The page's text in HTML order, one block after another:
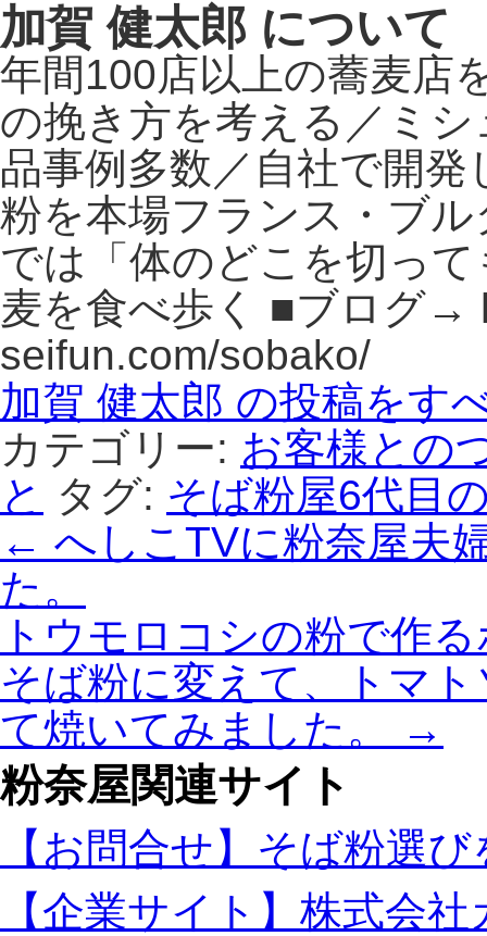
加賀 健太郎 について
年間100店以上の蕎麦店
の挽き方を考える／ミ
品事例多数／自社で開
粉を本場フランス・ブ
では「体のどこを切っ
麦を食べ歩く ■ブログ→
seifun.com/sobako/
加賀 健太郎 の投稿をす
カテゴリー: お客様との
と タグ: そば粉屋6代目
← へしこTVに粉奈屋夫
た。
トウモロコシの粉で作
そば粉に変えて、トマ
て焼いてみました。
→
粉奈屋関連サイト
【お問合せ】そば粉選
【企業サイト】株式会